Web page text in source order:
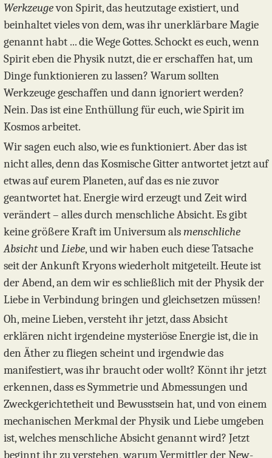
Werkzeugevon Spirit, das heutzutage existiert, und
beinhaltet vieles von dem, was ihr unerklärbare Magie
genannt habt ... die Wege Gottes. Schockt es euch, wenn
Spirit eben die Physik nutzt, die er erschaffen hat, um
Dinge funktionieren zu lassen? Warum sollten
Werkzeuge geschaffen und dann ignoriert werden?
Nein. Das ist eine Enthüllung für euch, wie Spirit im
Kosmos arbeitet.
Wir sagen euch also, wie es funktioniert. Aber das ist
nicht alles, denn das Kosmische Gitter antwortet jetzt auf
etwas auf eurem Planeten, auf das es nie zuvor
geantwortet hat. Energie wird erzeugt und Zeit wird
verändert – alles durch menschliche Absicht. Es gibt
keine größere Kraft im Universum alsmenschliche
AbsichtundLiebe, und wir haben euch diese Tatsache
seit der Ankunft Kryons wiederholt mitgeteilt. Heute ist
der Abend, an dem wir es schließlich mit der Physik der
Liebe in Verbindung bringen und gleichsetzen müssen!
Oh, meine Lieben, versteht ihr jetzt, dass Absicht
erklären nicht irgendeine mysteriöse Energie ist, die in
den Äther zu fliegen scheint und irgendwie das
manifestiert, was ihr braucht oder wollt? Könnt ihr jetzt
erkennen, dass es Symmetrie und Abmessungen und
Zweckgerichtetheit und Bewusstsein hat, und von einem
mechanischen Merkmal der Physik und Liebe umgeben
ist, welches menschliche Absicht genannt wird? Jetzt
beginnt ihr zu verstehen, warum Vermittler der New-